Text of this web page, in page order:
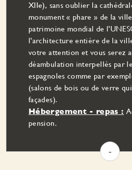
-
XIIe), sans oublier la
monument « phare » de la
patrimoine mondial de
l'architecture entière de la
votre attention et vous serez
déambulation interpellés par
espagnoles comme par
(salons de bois ou de verre
façades).
Hébergement - repas :
pension.